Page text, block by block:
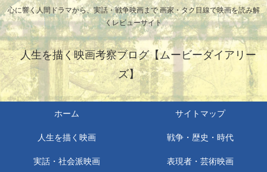
心に響く人間ドラマから、実話・戦争映画まで 画家・タク目線で映画を読み解
くレビューサイト
人生を描く映画考察ブログ【ムービーダイアリー
ズ】
ホーム サイトマップ
人生を描く映画 戦争・歴史・時代
実話・社会派映画 表現者・芸術映画